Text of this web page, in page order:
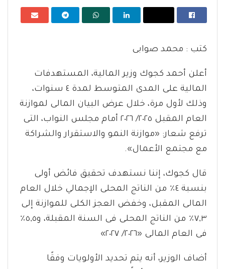
كتب : محمد صوابى
أعلن أحمد كجوك وزير المالية، المستهدفات
المالية على المدى المتوسط لمدة ٤ سنوات،
وذلك لأول مرة، خلال عرض البيان المالى لموازنة
العام المقبل ٢٠٢٥/ ٢٠٢٦ أمام مجلس النواب، التى
ترفع شعار: «موازنة النمو والاستقرار والشراكة
مع مجتمع الأعمال».
قال كجوك، إننا نستهدف تحقيق فائض أولى
بنسبة ٤٪ من الناتج المحلى الإجمالي خلال العام
المالى المقبل، وخفض العجز الكلى للموازنة إلى
٧,٣٪ من الناتج المحلى فى السنة المقبلة، و٥,٥٪
فى العام المالى «٢٠٢٦/ ٢٠٢٧»
أضاف الوزير، أنه يتم تحديد الأولويات وفقًا